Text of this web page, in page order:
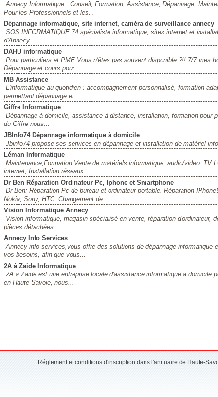
Annecy Informatique : Conseil, Formation, Assistance, Dépannage,
Pour les Professionnels et les...
Dépannage informatique, site internet, caméra de surveillance annecy
SOS INFORMATIQUE 74 spécialiste informatique, sites internet et
d'Annecy.
DAHU informatique
Pour particuliers et PME Vous n'êtes pas souvent disponible ?!! 7/7 mes
Dépannage et cours pour...
MB Assistance
L'informatique au quotidien : accompagnement personnalisé, formation
permettant dépannage et...
Giffre Informatique
Dépannage à domicile, assistance à distance, installation, formation pour
du Giffre nous...
JBInfo74 Dépannage informatique à domicile
Jbinfo74 propose ses services en dépannage et installation de matériel
Léman Informatique
Maintenance,Formation,Vente de matériels informatique, audio/video, TV
internet, Installation réseaux
Dr Ben Réparation Ordinateur Pc, Iphone et Smartphone
Dr Ben: Réparation Pc de bureau et ordinateur portable. Réparation
Nokia, Sony, HTC. Changement de...
Vision Informatique Annecy
Vision informatique, magasin spécialisé en vente, réparation d'ordinateur,
pièces détachées...
Annecy Info Services
Annecy info services,vous offre des solutions de dépannage informatique
vos besoins, afin que vous...
2A à Zaide Informatique
2A à Zaide est une entreprise locale d'assistance informatique à domicile
en Haute-Savoie, nous...
Réglement et conditions d'inscription dans l'annuaire de Haute-